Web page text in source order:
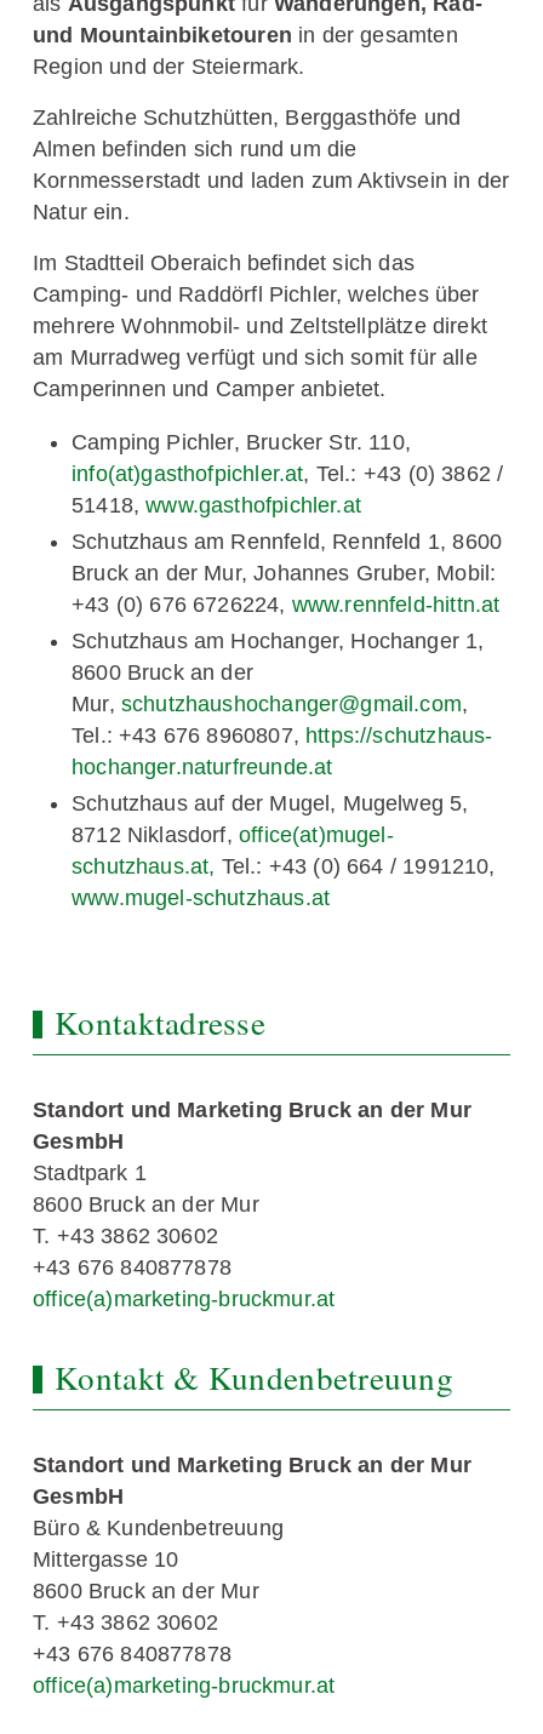
und Mountainbiketouren in der gesamten
Region und der Steiermark.
Zahlreiche Schutzhütten, Berggasthöfe und
Almen befinden sich rund um die
Kornmesserstadt und laden zum Aktivsein in der
Natur ein.
Im Stadtteil Oberaich befindet sich das
Camping- und Raddörfl Pichler, welches über
mehrere Wohnmobil- und Zeltstellplätze direkt
am Murradweg verfügt und sich somit für alle
Camperinnen und Camper anbietet.
Camping Pichler, Brucker Str. 110,
info(at)gasthofpichler.at, Tel.: +43 (0) 3862 /
51418,www.gasthofpichler.at
Schutzhaus am Rennfeld, Rennfeld 1, 8600
Bruck an der Mur, Johannes Gruber, Mobil:
+43 (0) 676 6726224, www.rennfeld-hittn.at
Schutzhaus am Hochanger, Hochanger 1,
8600 Bruck an der
Mur, schutzhaushochanger@gmail.com,
Tel.: +43 676 8960807, https://schutzhaus-
hochanger.naturfreunde.at
Schutzhaus auf der Mugel, Mugelweg 5,
8712 Niklasdorf, office(at)mugel-
schutzhaus.at, Tel.: +43 (0) 664 / 1991210,
www.mugel-schutzhaus.at
Kontaktadresse
Standort und Marketing Bruck an der Mur
GesmbH
Stadtpark 1
8600 Bruck an der Mur
T. +43 3862 30602
+43 676 840877878
office(a)marketing-bruckmur.at
Kontakt & Kundenbetreuung
Standort und Marketing Bruck an der Mur
GesmbH
Büro & Kundenbetreuung
Mittergasse 10
8600 Bruck an der Mur
T. +43 3862 30602
+43 676 840877878
office(a)marketing-bruckmur.at